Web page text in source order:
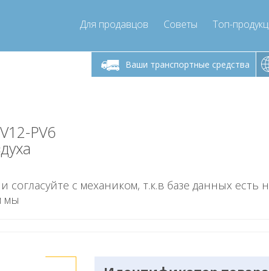
Для продавцов Советы Топ-
Ваши транспортные средства
пятница 9:00Понедельник-пятница 9:00
- 17
info@compressor-express.ru
PV6
согласуйте с механиком, т.к.в базе данных есть
мы